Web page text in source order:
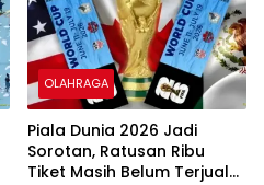
OLAHRAGA
Piala Dunia 2026 Jadi
Sorotan, Ratusan Ribu
Tiket Masih Belum Terjual